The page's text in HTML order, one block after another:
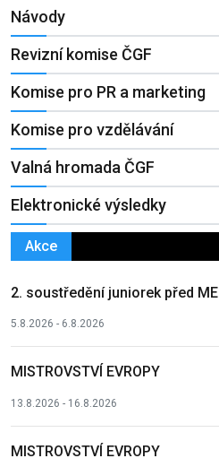
Návody
Revizní komise ČGF
Komise pro PR a marketing
Komise pro vzdělávání
Valná hromada ČGF
Elektronické výsledky
Akce
2. soustředění juniorek před ME
5.8.2026 - 6.8.2026
MISTROVSTVÍ EVROPY
13.8.2026 - 16.8.2026
MISTROVSTVÍ EVROPY